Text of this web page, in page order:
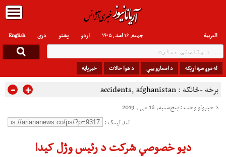
English دری پشتو العربیة اردو جمعه, ۱۶ اسد , ۱۴۰۵
له موږ سره اړیکه د اسعارو بیې د هوا حالات خبرپاڼه
برخه -څانګه : accidents, afghanistan
- +
د خپرولو وخت : پنج‌شنبه, 16 می , 2019
لنډ لینک :
دیو خصوصي شرکت د رئیس وژل کیدا